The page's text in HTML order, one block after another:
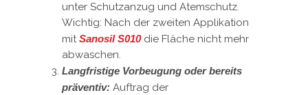
unter Schutzanzug und Atemschutz.
Wichtig: Nach der zweiten Applikation
mitSanosil S010die Fläche nicht mehr
abwaschen.
Langfristige Vorbeugung oder bereits
präventiv: Auftrag der